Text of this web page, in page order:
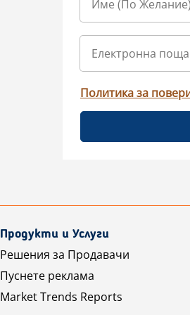
Политика за
Продукти и Услуги
Решения за Продавачи
Пуснете реклама
Market Trends Reports